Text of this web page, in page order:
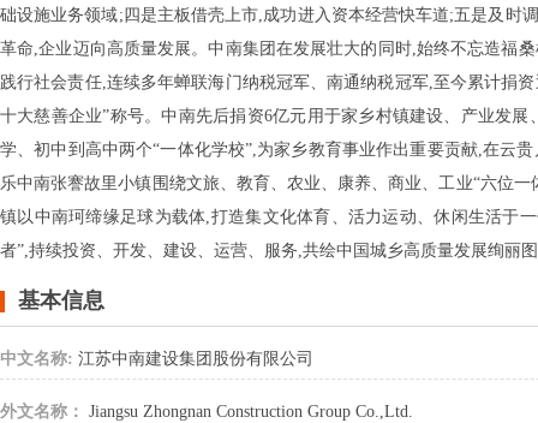
础设施业务领域;四是主板借壳上市,成功进入资本经营快车道;五是及时
革命,企业迈向高质量发展。中南集团在发展壮大的同时,始终不忘造福
践行社会责任,连续多年蝉联海门纳税冠军、南通纳税冠军,至今累计捐
十大慈善企业”称号。中南先后捐资6亿元用于家乡村镇建设、产业发
学、初中到高中两个“一体化学校”,为家乡教育事业作出重要贡献,在云
乐中南张謇故里小镇围绕文旅、教育、农业、康养、商业、工业“六位
镇以中南珂缔缘足球为载体,打造集文化体育、活力运动、休闲生活于
者”,持续投资、开发、建设、运营、服务,共绘中国城乡高质量发展绚丽
基本信息
中文名称: 江苏中南建设集团股份有限公司
外文名称： Jiangsu Zhongnan Construction Group Co.,Ltd.